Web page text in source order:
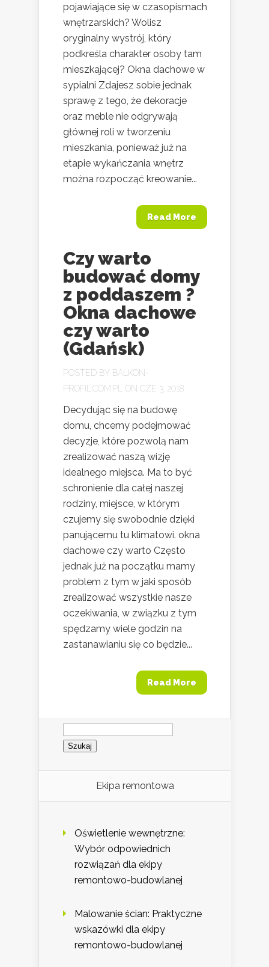
pojawiające się w czasopismach
wnętrzarskich? Wolisz
oryginalny wystrój, który
podkreśla charakter osoby tam
mieszkającej? Okna dachowe w
sypialni Zdajesz sobie jednak
sprawę z tego, że dekoracje
oraz meble nie odgrywają
głównej roli w tworzeniu
mieszkania, ponieważ już na
etapie wykańczania wnętrz
można rozpocząć kreowanie...
Read More
Czy warto
budować domy
z poddaszem ?
Okna dachowe
czy warto
(Gdańsk)
POSTED BY BALKON-
PROFIL.COM.PL
ON CZE 3, 2018
Decydując się na budowę
domu, chcemy podejmować
decyzje, które pozwolą nam
zrealizować naszą wizję
idealnego miejsca. Ma to być
schronienie dla całej naszej
rodziny, miejsce, w którym
czujemy się swobodnie dzięki
panującemu tu klimatowi. okna
dachowe czy warto Często
jednak już na początku mamy
problem z tym w jaki sposób
zrealizować wszystkie nasze
oczekiwania, w związku z tym
spędzamy wiele godzin na
zastanawianiu się co będzie...
Read More
Szukaj:
Ekipa remontowa
Oświetlenie wewnętrzne:
Wybór odpowiednich
rozwiązań dla ekipy
remontowo-budowlanej
Malowanie ścian: Praktyczne
wskazówki dla ekipy
remontowo-budowlanej